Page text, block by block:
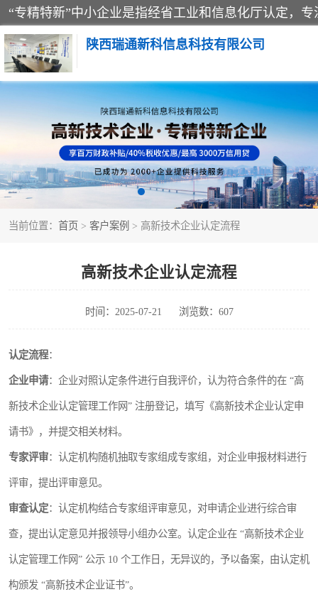
陕西瑞通新科信息科技有限公司
当前位置： 首页 > 客户案例 > 高新技术企业认定流程
高新技术企业认定流程
时间：2025-07-21 浏览数：607
认定流程：
企业申请：企业对照认定条件进行自我评价，认为符合条件的在 “高
新技术企业认定管理工作网” 注册登记，填写《高新技术企业认定申
请书》，并提交相关材料。
专家评审：认定机构随机抽取专家组成专家组，对企业申报材料进行
评审，提出评审意见。
审查认定：认定机构结合专家组评审意见，对申请企业进行综合审
查，提出认定意见并报领导小组办公室。认定企业在 “高新技术企业
认定管理工作网” 公示 10 个工作日，无异议的，予以备案，由认定机
构颁发 “高新技术企业证书”。